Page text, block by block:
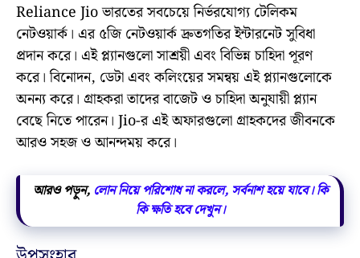
Reliance Jio ভারতের সবচেয়ে নির্ভরযোগ্য টেলিকম
নেটওয়ার্ক। এর ৫জি নেটওয়ার্ক দ্রুতগতির ইন্টারনেট সুবিধা
প্রদান করে। এই প্ল্যানগুলো সাশ্রয়ী এবং বিভিন্ন চাহিদা পূরণ
করে। বিনোদন, ডেটা এবং কলিংয়ের সমন্বয় এই প্ল্যানগুলোকে
অনন্য করে। গ্রাহকরা তাদের বাজেট ও চাহিদা অনুযায়ী প্ল্যান
বেছে নিতে পারেন। Jio-র এই অফারগুলো গ্রাহকদের জীবনকে
আরও সহজ ও আনন্দময় করে।
আরও পড়ুন, লোন নিয়ে পরিশোধ না করলে, সর্বনাশ হয়ে যাবে। কি
কি ক্ষতি হবে দেখুন।